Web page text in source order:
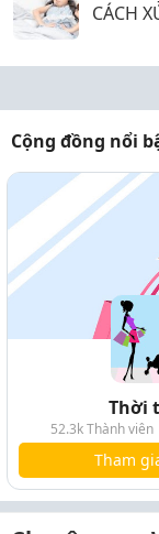
CÁCH
Cộng đồng nổi
Thời
52.3k Thành viên
Tham